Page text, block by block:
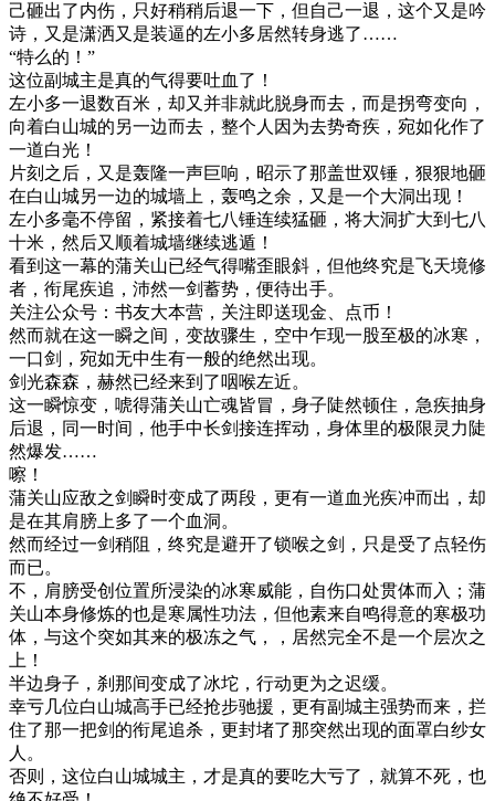
己砸出了内伤，只好稍稍后退一下，但自己一退，这个又是吟
诗，又是潇洒又是装逼的左小多居然转身逃了……
“特么的！”
这位副城主是真的气得要吐血了！
左小多一退数百米，却又并非就此脱身而去，而是拐弯变向，
向着白山城的另一边而去，整个人因为去势奇疾，宛如化作了
一道白光！
片刻之后，又是轰隆一声巨响，昭示了那盖世双锤，狠狠地砸
在白山城另一边的城墙上，轰鸣之余，又是一个大洞出现！
左小多毫不停留，紧接着七八锤连续猛砸，将大洞扩大到七八
十米，然后又顺着城墙继续逃遁！
看到这一幕的蒲关山已经气得嘴歪眼斜，但他终究是飞天境修
者，衔尾疾追，沛然一剑蓄势，便待出手。
关注公众号：书友大本营，关注即送现金、点币！
然而就在这一瞬之间，变故骤生，空中乍现一股至极的冰寒，
一口剑，宛如无中生有一般的绝然出现。
剑光森森，赫然已经来到了咽喉左近。
这一瞬惊变，唬得蒲关山亡魂皆冒，身子陡然顿住，急疾抽身
后退，同一时间，他手中长剑接连挥动，身体里的极限灵力陡
然爆发……
嚓！
蒲关山应敌之剑瞬时变成了两段，更有一道血光疾冲而出，却
是在其肩膀上多了一个血洞。
然而经过一剑稍阻，终究是避开了锁喉之剑，只是受了点轻伤
而已。
不，肩膀受创位置所浸染的冰寒威能，自伤口处贯体而入；蒲
关山本身修炼的也是寒属性功法，但他素来自鸣得意的寒极功
体，与这个突如其来的极冻之气，，居然完全不是一个层次之
上！
半边身子，刹那间变成了冰坨，行动更为之迟缓。
幸亏几位白山城高手已经抢步驰援，更有副城主强势而来，拦
住了那一把剑的衔尾追杀，更封堵了那突然出现的面罩白纱女
人。
否则，这位白山城城主，才是真的要吃大亏了，就算不死，也